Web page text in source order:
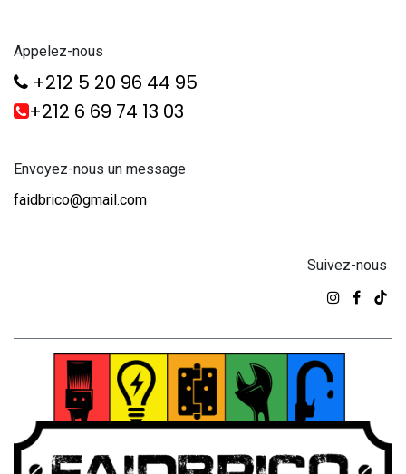
Appelez-nous
+212 5 20 96 44 95
+212 6 69 74 13 03
Envoyez-nous un message
faidbrico@gmail.com
Suivez-nous